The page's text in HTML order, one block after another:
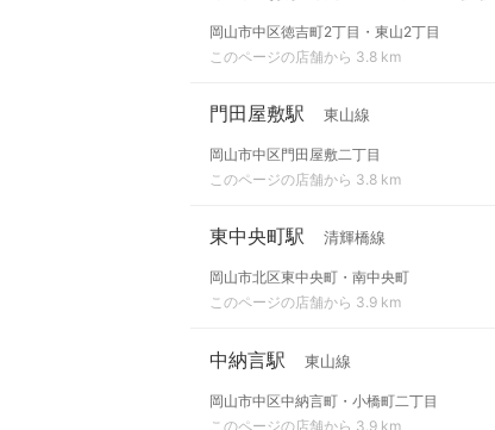
岡山市中区徳吉町2丁目・東山2丁目
このページの店舗から 3.8 km
門田屋敷駅 東山線
岡山市中区門田屋敷二丁目
このページの店舗から 3.8 km
東中央町駅 清輝橋線
岡山市北区東中央町・南中央町
このページの店舗から 3.9 km
中納言駅 東山線
岡山市中区中納言町・小橋町二丁目
このページの店舗から 3.9 km